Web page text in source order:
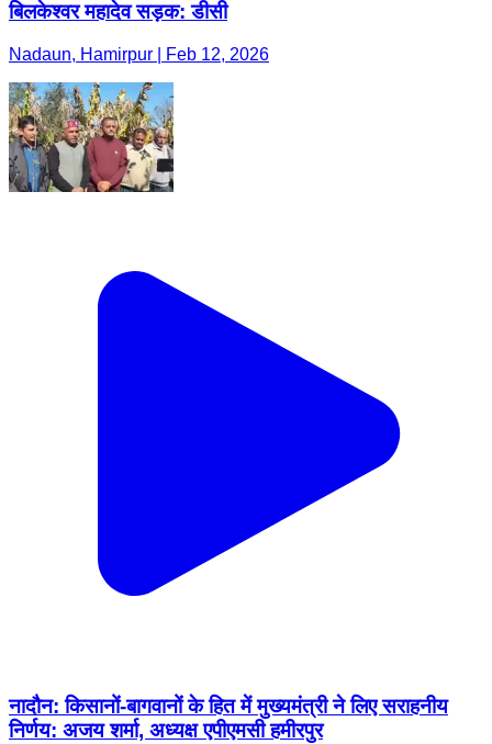
बिलकेश्वर महादेव सड़क: डीसी
Nadaun, Hamirpur | Feb 12, 2026
नादौन: किसानों-बागवानों के हित में मुख्यमंत्री ने लिए सराहनीय
निर्णय: अजय शर्मा, अध्यक्ष एपीएमसी हमीरपुर